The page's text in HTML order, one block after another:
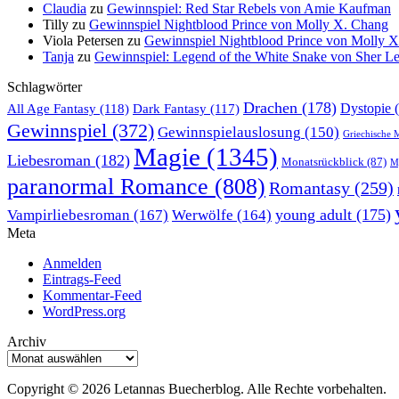
Claudia zu Gewinnspiel: Red Star Rebels von Amie Kaufman
Tilly zu Gewinnspiel Nightblood Prince von Molly X. Chang
Viola Petersen zu Gewinnspiel Nightblood Prince von Molly
Tanja zu Gewinnspiel: Legend of the White Snake von Sher
Schlagwörter
All Age Fantasy (118) Dark Fantasy (117) Drachen (178) Dystopie
Gewinnspiel (372) Gewinnspielauslosung (150) Griechische
Liebesroman (182) Magie (1345) Monatsrückblick (87)
paranormal Romance (808) Romantasy (259)
Vampirliebesroman (167) Werwölfe (164) young adult (175)
Meta
Anmelden
Eintrags-Feed
Kommentar-Feed
WordPress.org
Archiv
Archiv
Copyright © 2026 Letannas Buecherblog. Alle Rechte vorbehalten.